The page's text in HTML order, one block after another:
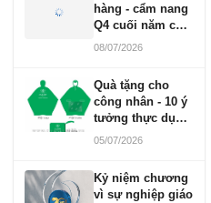
hàng - cẩm nang
Q4 cuối năm cho
doanh nghiệp
08/07/2026
Quà tặng cho
công nhân - 10 ý
tưởng thực dụng
ngân sách 100-
05/07/2026
Kỷ niệm chương
vì sự nghiệp giáo